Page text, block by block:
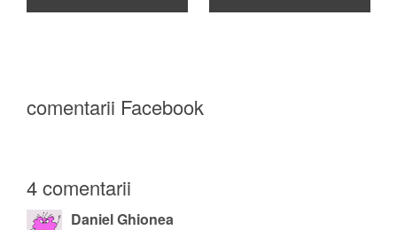
comentarii Facebook
4 comentarii
Daniel Ghionea